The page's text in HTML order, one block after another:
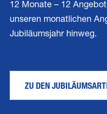
12 Monate – 12
unseren monatlichen
Jubiläumsjahr hinweg.
ZU DEN